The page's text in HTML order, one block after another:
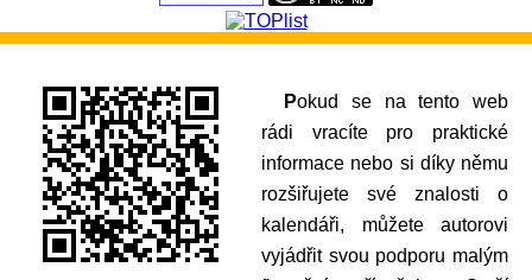
Pokud se na tento web
rádi vracíte pro praktické
informace nebo si díky němu
rozšiřujete své znalosti o
kalendáři, můžete autorovi
vyjádřit svou podporu malým